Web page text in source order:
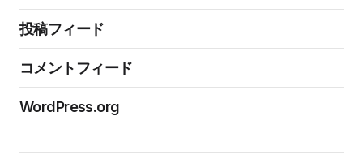
投稿フィード
コメントフィード
WordPress.org